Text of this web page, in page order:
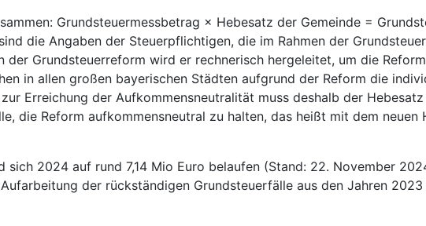
Grundsteuermessbetrag × Hebesatz der Gemeinde =
die Angaben der Steuerpflichtigen, die im Rahmen der
Grundsteuerreform wird er rechnerisch hergeleitet, um die
in allen großen bayerischen Städten aufgrund der Reform die
Erreichung der Aufkommensneutralität muss deshalb der
die Reform aufkommensneutral zu halten, das heißt mit dem neuen
2024 auf rund 7,14 Mio Euro belaufen (Stand: 22. November
der rückständigen Grundsteuerfälle aus den Jahren